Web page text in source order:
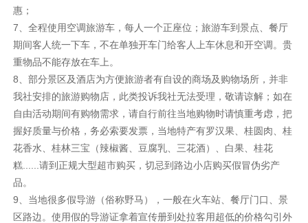
惠；
7、全程使用空调旅游车，每人一个正座位；旅游车到景点、餐厅
期间客人统一下车，不在单独开车门给客人上车休息和开空调。贵
重物品不能存放在车上。
8、部分景区及酒店为方便旅游者有自设的商场及购物场所，并非
我社安排的旅游购物店，此类投诉我社无法受理，敬请谅解；如在
自由活动期间有购物需求，请自行前往当地购物时请慎重考虑，把
握好质量与价格，务必索要发票，当地特产有罗汉果、桂圆肉、桂
花香水、桂林三宝（辣椒酱、豆腐乳、三花酒）、白果、桂花
糕......请到正规大型超市购买，切忌到路边小店购买假冒伪劣产
品。
9、当地很多假导游（俗称野马），一般在火车站、餐厅门口、景
区路边。使用假的导游证拿着宣传册到处拉客用超低的价格勾引外